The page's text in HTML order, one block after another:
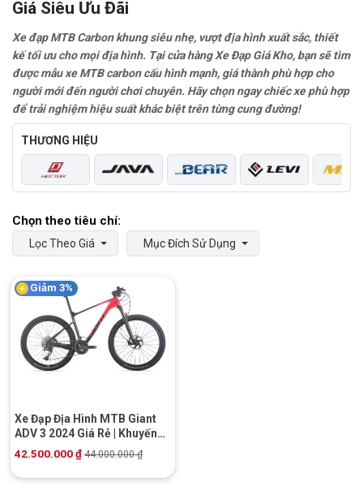
Giá Siêu Ưu Đãi
Xe đạp MTB Carbon khung siêu nhẹ, vượt địa hình xuất sắc, thiết
kế tối ưu cho mọi địa hình. Tại cửa hàng Xe Đạp Giá Kho, bạn sẽ tìm
được mẫu xe MTB carbon cấu hình mạnh, giá thành phù hợp cho
người mới đến người chơi chuyên. Hãy chọn ngay chiếc xe phù hợp
để trải nghiệm hiệu suất khác biệt trên từng cung đường!
THƯƠNG HIỆU
Lọc Theo Giá Mục Đích Sử Dụng
Giảm 3%
Xe Đạp Địa Hình MTB Giant
ADV 3 2024 Giá Rẻ | Khuyến
mãi Hot
42.500.000₫ 44.000.000₫